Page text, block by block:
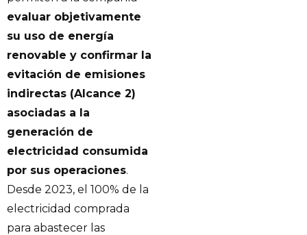
evaluar objetivamente
su uso de energía
renovable y confirmar la
evitación de emisiones
indirectas (Alcance 2)
asociadas a la
generación de
electricidad consumida
por sus operaciones.
Desde 2023, el 100% de la
electricidad comprada
para abastecer las